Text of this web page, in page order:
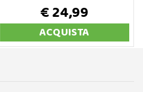
€ 24,99
ACQUISTA